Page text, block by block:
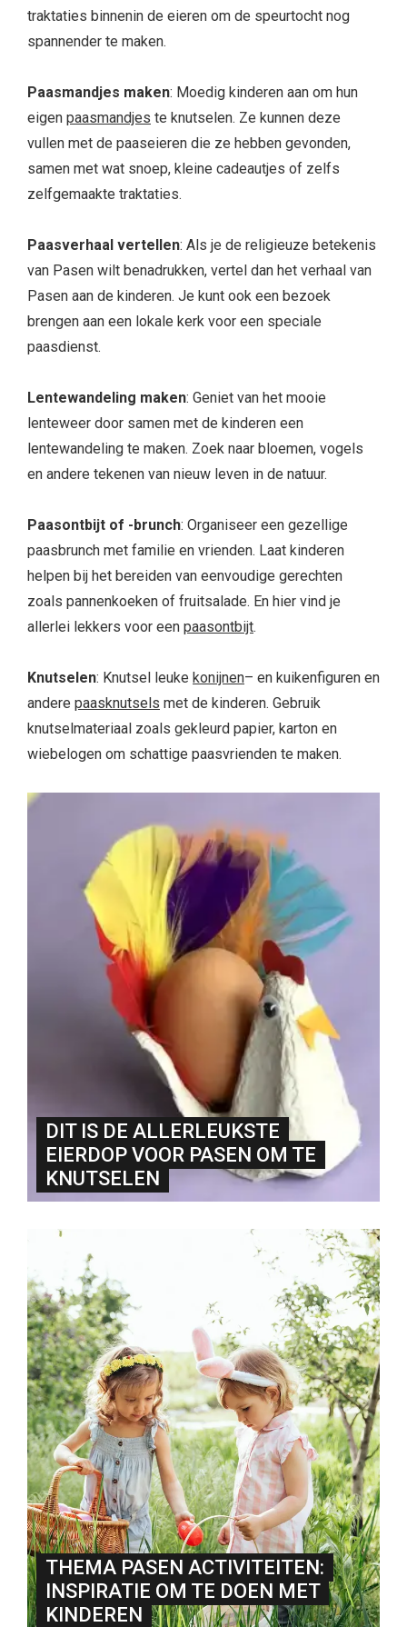
traktaties binnenin de eieren om de speurtocht nog
spannender te maken.
Paasmandjes maken: Moedig kinderen aan om hun
eigen paasmandjes te knutselen. Ze kunnen deze
vullen met de paaseieren die ze hebben gevonden,
samen met wat snoep, kleine cadeautjes of zelfs
zelfgemaakte traktaties.
Paasverhaal vertellen: Als je de religieuze betekenis
van Pasen wilt benadrukken, vertel dan het verhaal van
Pasen aan de kinderen. Je kunt ook een bezoek
brengen aan een lokale kerk voor een speciale
paasdienst.
Lentewandeling maken: Geniet van het mooie
lenteweer door samen met de kinderen een
lentewandeling te maken. Zoek naar bloemen, vogels
en andere tekenen van nieuw leven in de natuur.
Paasontbijt of -brunch: Organiseer een gezellige
paasbrunch met familie en vrienden. Laat kinderen
helpen bij het bereiden van eenvoudige gerechten
zoals pannenkoeken of fruitsalade. En hier vind je
allerlei lekkers voor een paasontbijt.
Knutselen: Knutsel leuke konijnen– en kuikenfiguren en
andere paasknutsels met de kinderen. Gebruik
knutselmateriaal zoals gekleurd papier, karton en
wiebelogen om schattige paasvrienden te maken.
DIT IS DE ALLERLEUKSTE
EIERDOP VOOR PASEN OM TE
KNUTSELEN
THEMA PASEN ACTIVITEITEN:
INSPIRATIE OM TE DOEN MET
KINDEREN